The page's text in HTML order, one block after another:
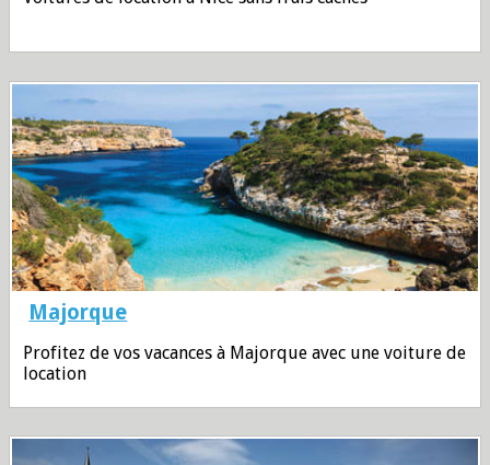
Majorque
Profitez de vos vacances à Majorque avec une voiture de
location